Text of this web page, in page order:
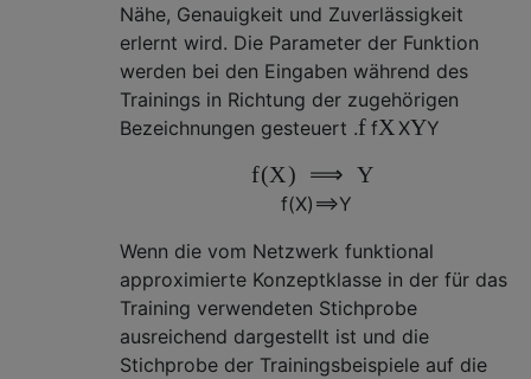
Nähe, Genauigkeit und Zuverlässigkeit
erlernt wird. Die Parameter der Funktion
werden bei den Eingaben während des
Trainings in Richtung der zugehörigen
Bezeichnungen gesteuert .f fX XYY
f(X) ⟹ Y
f(X) ⟹Y
Wenn die vom Netzwerk funktional
approximierte Konzeptklasse in der für das
Training verwendeten Stichprobe
ausreichend dargestellt ist und die
Stichprobe der Trainingsbeispiele auf die